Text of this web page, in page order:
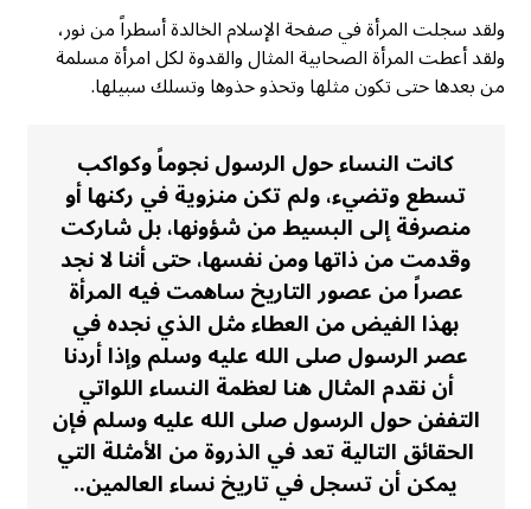
ولقد سجلت المرأة في صفحة الإسلام الخالدة أسطراً من نور،
ولقد أعطت المرأة الصحابية المثال والقدوة لكل امرأة مسلمة
من بعدها حتى تكون مثلها وتحذو حذوها وتسلك سبيلها.
كانت النساء حول الرسول نجوماً وكواكب
تسطع وتضيء، ولم تكن منزوية في ركنها أو
منصرفة إلى البسيط من شؤونها، بل شاركت
وقدمت من ذاتها ومن نفسها، حتى أننا لا نجد
عصراً من عصور التاريخ ساهمت فيه المرأة
بهذا الفيض من العطاء مثل الذي نجده في
عصر الرسول صلى الله عليه وسلم وإذا أردنا
أن نقدم المثال هنا لعظمة النساء اللواتي
التففن حول الرسول صلى الله عليه وسلم فإن
الحقائق التالية تعد في الذروة من الأمثلة التي
يمكن أن تسجل في تاريخ نساء العالمين..